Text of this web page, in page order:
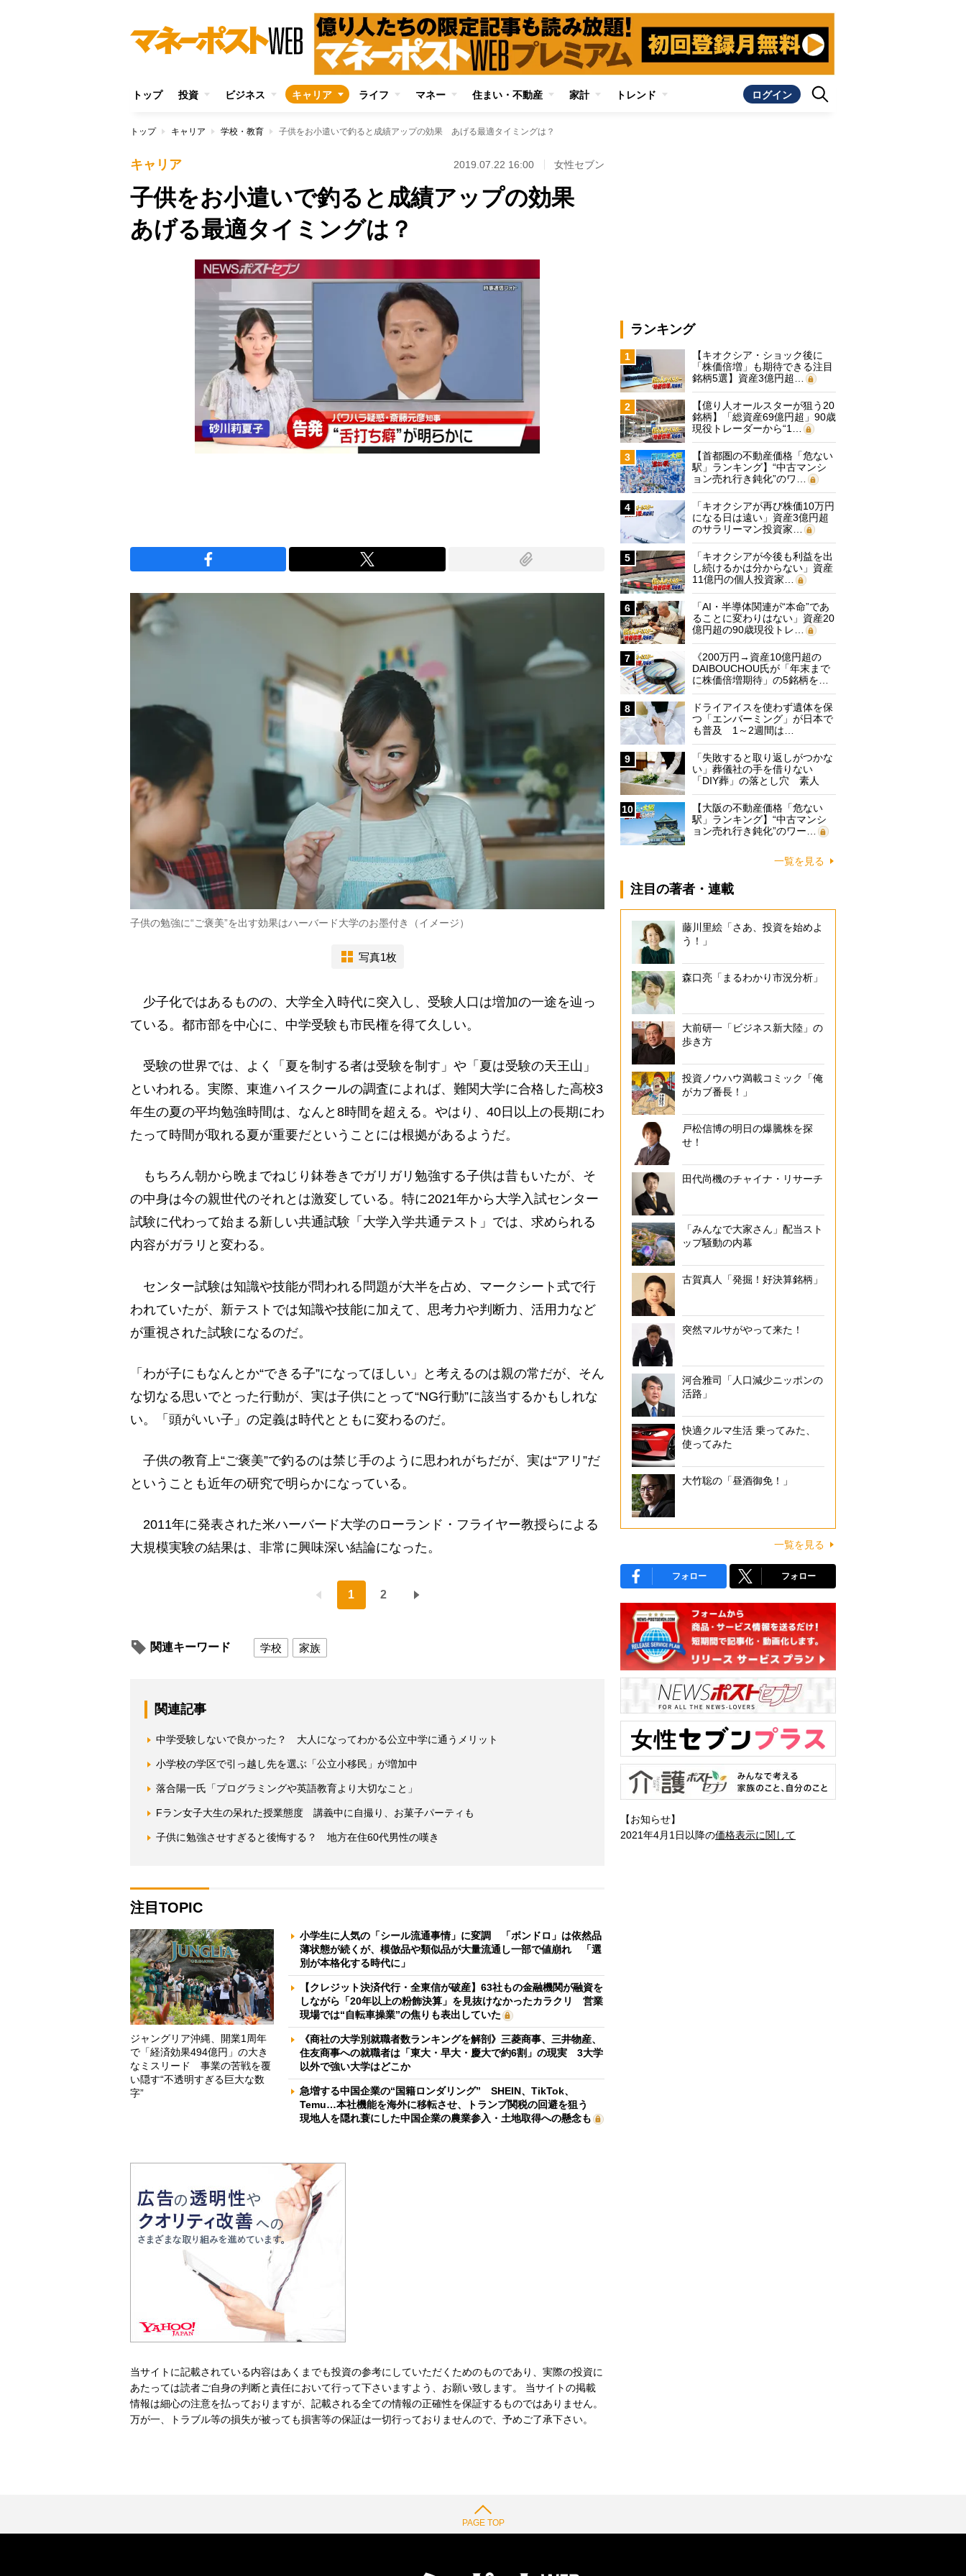
トップ 投資 ビジネス キャリア ライフ マネー 住まい・不動産 家計 トレンド ログイン
トップ キャリア 学校・教育 子供をお小遣いで釣ると成績アップの効果 あげる最適タイミングは？
キャリア 2019.07.22 16:00 女性セブン
子供をお小遣いで釣ると成績アップの効果
あげる最適タイミングは？
子供の勉強に“ご褒美”を出す効果はハーバード大学のお墨付き（イメージ）
写真1枚
少子化ではあるものの、大学全入時代に突入し、受験人口は増加の一途を辿っ
ている。都市部を中心に、中学受験も市民権を得て久しい。
受験の世界では、よく「夏を制する者は受験を制す」や「夏は受験の天王山」
といわれる。実際、東進ハイスクールの調査によれば、難関大学に合格した高校3
年生の夏の平均勉強時間は、なんと8時間を超える。やはり、40日以上の長期にわ
たって時間が取れる夏が重要だということには根拠があるようだ。
もちろん朝から晩までねじり鉢巻きでガリガリ勉強する子供は昔もいたが、そ
の中身は今の親世代のそれとは激変している。特に2021年から大学入試センター
試験に代わって始まる新しい共通試験「大学入学共通テスト」では、求められる
内容がガラリと変わる。
センター試験は知識や技能が問われる問題が大半を占め、マークシート式で行
われていたが、新テストでは知識や技能に加えて、思考力や判断力、活用力など
が重視された試験になるのだ。
「わが子にもなんとか“できる子”になってほしい」と考えるのは親の常だが、そん
な切なる思いでとった行動が、実は子供にとって“NG行動”に該当するかもしれな
い。「頭がいい子」の定義は時代とともに変わるのだ。
子供の教育上“ご褒美”で釣るのは禁じ手のように思われがちだが、実は“アリ”だ
ということも近年の研究で明らかになっている。
2011年に発表された米ハーバード大学のローランド・フライヤー教授らによる
大規模実験の結果は、非常に興味深い結論になった。
1 2
関連キーワード 学校 家族
関連記事
中学受験しないで良かった？ 大人になってわかる公立中学に通うメリット
小学校の学区で引っ越し先を選ぶ「公立小移民」が増加中
落合陽一氏「プログラミングや英語教育より大切なこと」
Fラン女子大生の呆れた授業態度 講義中に自撮り、お菓子パーティも
子供に勉強させすぎると後悔する？ 地方在住60代男性の嘆き
注目TOPIC
ジャングリア沖縄、開業1周年
で「経済効果494億円」の大き
なミスリード 事業の苦戦を覆
い隠す“不透明すぎる巨大な数
字”
小学生に人気の「シール流通事情」に変調 「ボンドロ」は依然品
薄状態が続くが、模倣品や類似品が大量流通し一部で値崩れ 「選
別が本格化する時代に」
【クレジット決済代行・全東信が破産】63社もの金融機関が融資を
しながら「20年以上の粉飾決算」を見抜けなかったカラクリ 営業
現場では“自転車操業”の焦りも表出していた
《商社の大学別就職者数ランキングを解剖》三菱商事、三井物産、
住友商事への就職者は「東大・早大・慶大で約6割」の現実 3大学
以外で強い大学はどこか
急増する中国企業の“国籍ロンダリング” SHEIN、TikTok、
Temu…本社機能を海外に移転させ、トランプ関税の回避を狙う
現地人を隠れ蓑にした中国企業の農業参入・土地取得への懸念も
当サイトに記載されている内容はあくまでも投資の参考にしていただくためのものであり、実際の投資に
あたっては読者ご自身の判断と責任において行って下さいますよう、お願い致します。 当サイトの掲載
情報は細心の注意を払っておりますが、記載される全ての情報の正確性を保証するものではありません。
万が一、トラブル等の損失が被っても損害等の保証は一切行っておりませんので、予めご了承下さい。
ランキング
1
【キオクシア・ショック後に
「株価倍増」も期待できる注目
銘柄5選】資産3億円超…
2
【億り人オールスターが狙う20
銘柄】「総資産69億円超」90歳
現役トレーダーから“1…
3
【首都圏の不動産価格「危ない
駅」ランキング】“中古マンシ
ョン売れ行き鈍化”のワ…
4
「キオクシアが再び株価10万円
になる日は遠い」資産3億円超
のサラリーマン投資家…
5
「キオクシアが今後も利益を出
し続けるかは分からない」資産
11億円の個人投資家…
6
「AI・半導体関連が“本命”であ
ることに変わりはない」資産20
億円超の90歳現役トレ…
7
《200万円→資産10億円超の
DAIBOUCHOU氏が「年末まで
に株価倍増期待」の5銘柄を…
8
ドライアイスを使わず遺体を保
つ「エンバーミング」が日本で
も普及 1～2週間は…
9
「失敗すると取り返しがつかな
い」葬儀社の手を借りない
「DIY葬」の落とし穴 素人
に…
10
【大阪の不動産価格「危ない
駅」ランキング】“中古マンシ
ョン売れ行き鈍化”のワー…
一覧を見る
注目の著者・連載
藤川里絵「さあ、投資を始めよ
う！」
森口亮「まるわかり市況分析」
大前研一「ビジネス新大陸」の
歩き方
投資ノウハウ満載コミック「俺
がカブ番長！」
戸松信博の明日の爆騰株を探
せ！
田代尚機のチャイナ・リサーチ
「みんなで大家さん」配当スト
ップ騒動の内幕
古賀真人「発掘！好決算銘柄」
突然マルサがやって来た！
河合雅司「人口減少ニッポンの
活路」
快適クルマ生活 乗ってみた、
使ってみた
大竹聡の「昼酒御免！」
一覧を見る
フォロー フォロー
【お知らせ】
2021年4月1日以降の価格表示に関して
PAGE TOP